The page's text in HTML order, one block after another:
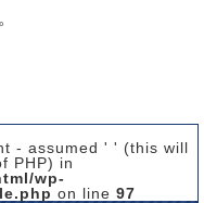
- assumed ' ' (this will
PHP) in
wp-
on line 97